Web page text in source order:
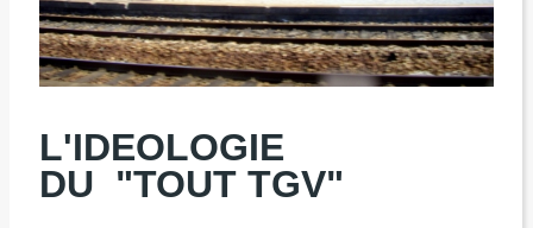
L'IDEOLOGIE
DU "TOUT TGV"